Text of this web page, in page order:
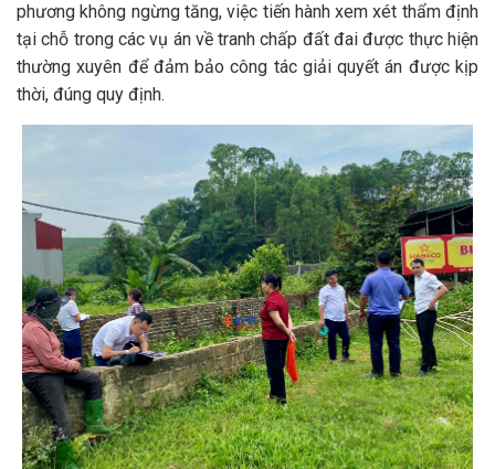
phương không ngừng tăng, việc tiến hành xem xét thẩm định
tại chỗ trong các vụ án về tranh chấp đất đai được thực hiện
thường xuyên để đảm bảo công tác giải quyết án được kịp
thời, đúng quy định.